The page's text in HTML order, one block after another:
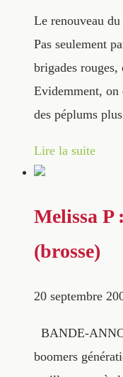
Le renouveau
Pas seulement
brigades
Evidemment, on
des péplums
Lire la suite
Melissa P
(brosse)
20 septembre
BANDE-
boomers